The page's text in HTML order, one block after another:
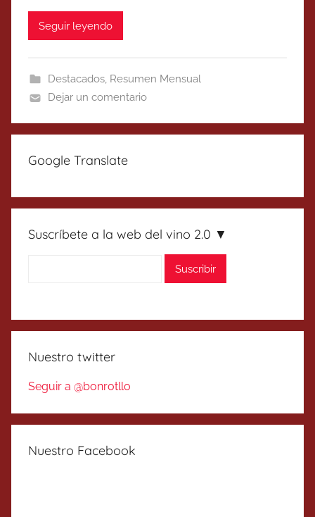
Seguir leyendo
Destacados, Resumen Mensual
Dejar un comentario
Google Translate
Suscríbete a la web del vino 2.0 ▼
Nuestro twitter
Seguir a @bonrotllo
Nuestro Facebook